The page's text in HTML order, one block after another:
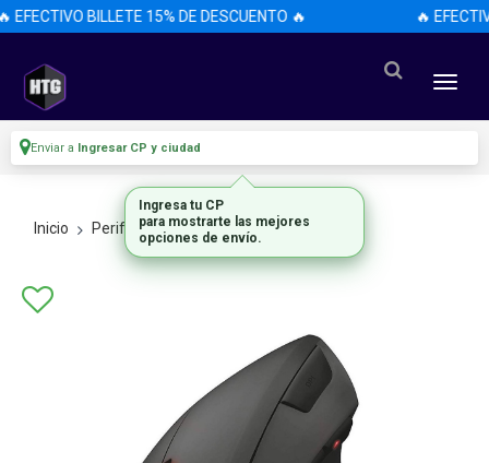
EFECTIVO BILLETE 15% DE DESCUENTO 🔥 🔥
Enviar a Ingresar CP y ciudad
Inicio Perifericos Mouses
Ingresa tu CP
para mostrarte las mejores
opciones de envío.